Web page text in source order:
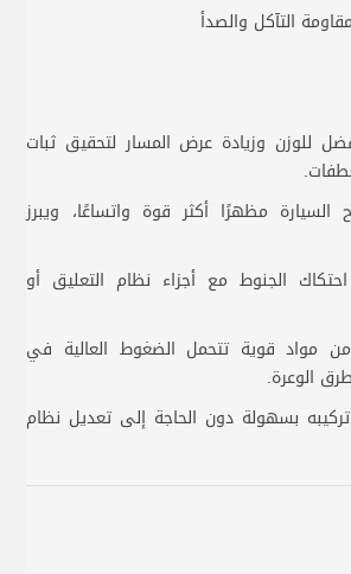
التآكل والصدأ
للوزن وزيادة عرض المسار لتحقيق ثبات
مظهرًا أكثر قوة واتساعًا، ويبرز
الجنوط مع أجزاء نظام التعليق أو
مواد قوية تتحمل الضغوط العالية في
الوعرة.
بسهولة دون الحاجة إلى تعديل نظام